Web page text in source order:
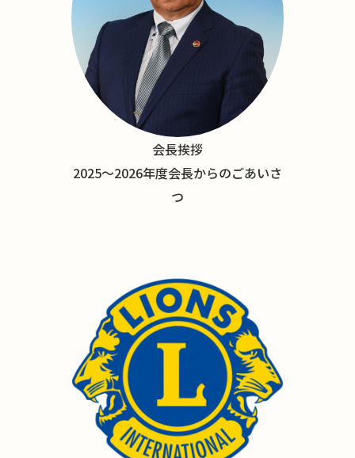
会長挨拶
2025〜2026年度会長からのごあいさ
つ